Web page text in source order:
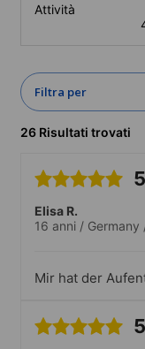
Attività
Filtra per
26 Risultati trovati
5
Elisa R.
16 anni / Germany
Mir hat der
5